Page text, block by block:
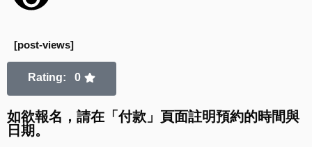
[post-views]
Rating: 0
如欲報名，請在「付款」頁面註明預約的時間與
日期。